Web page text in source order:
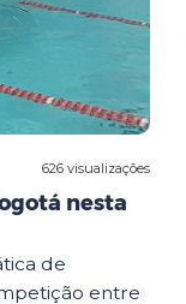
626 visualizações
nesta
de
entre